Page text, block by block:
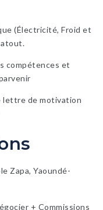
(Électricité, Froid et
atout.
compétences et
lettre de motivation
Zapa, Yaoundé-
+ Commissions